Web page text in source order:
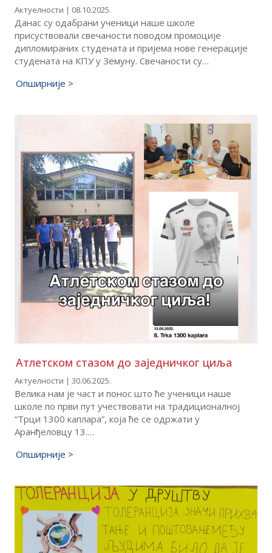
Актуелности | 08.10.2025.
Данас су одабрани ученици наше школе
присуствовали свечаности поводом промоције
дипломираних студената и пријема нове генерације
студената на КПУ у Земуну. Свечаности су…
Опширније >
Атлетском стазом до заједничког циља
Актуелности | 30.06.2025.
Велика нам је част и понос што ће ученици наше
школе по први пут учествовати на традиционалној
“Трци 1300 каплара”, која ће се одржати у
Аранђеловцу 13.…
Опширније >